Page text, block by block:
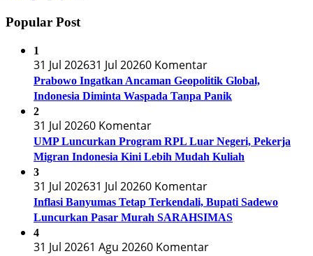
Popular Post
1
31 Jul 202631 Jul 20260 Komentar
Prabowo Ingatkan Ancaman Geopolitik Global,
Indonesia Diminta Waspada Tanpa Panik
2
31 Jul 20260 Komentar
UMP Luncurkan Program RPL Luar Negeri, Pekerja
Migran Indonesia Kini Lebih Mudah Kuliah
3
31 Jul 202631 Jul 20260 Komentar
Inflasi Banyumas Tetap Terkendali, Bupati Sadewo
Luncurkan Pasar Murah SARAHSIMAS
4
31 Jul 20261 Agu 20260 Komentar